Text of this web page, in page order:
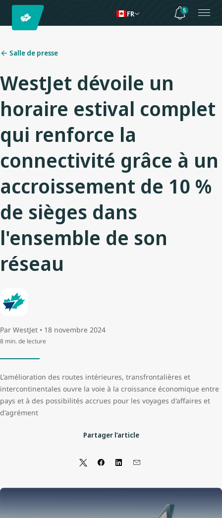
FR 5
Salle de presse
WestJet dévoile un
horaire estival complet
qui renforce la
connectivité grâce à un
accroissement de 10 %
de sièges dans
l'ensemble de son
réseau
Par WestJet • 18 novembre 2024
8 min. de lecture
L'amélioration des routes intérieures, transfrontalières et
intercontinentales ouvre la voie à la croissance économique entre
pays et à des possibilités accrues pour les voyages d'affaires et
d'agrément
Partager l’article